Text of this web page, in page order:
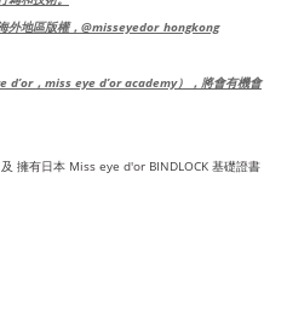
外地區版權， @misseyedor_hongkong
d’or，miss eye d’or academy）， 將會有機會
擁有日本 Miss eye d'or BINDLOCK 基礎證書